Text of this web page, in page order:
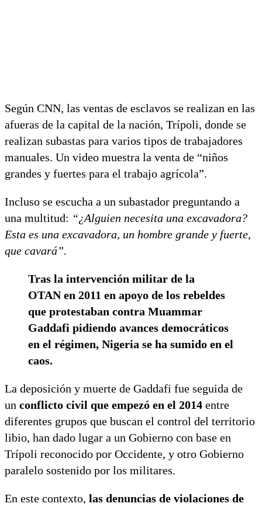
Según CNN, las ventas de esclavos se realizan en las
afueras de la capital de la nación, Trípoli, donde se
realizan subastas para varios tipos de trabajadores
manuales. Un video muestra la venta de “niños
grandes y fuertes para el trabajo agrícola”.
Incluso se escucha a un subastador preguntando a
una multitud: “¿Alguien necesita una excavadora?
Esta es una excavadora, un hombre grande y fuerte,
que cavará”.
Tras la intervención militar de la
OTAN en 2011 en apoyo de los rebeldes
que protestaban contra Muammar
Gaddafi pidiendo avances democráticos
en el régimen, Nigeria se ha sumido en el
caos.
La deposición y muerte de Gaddafi fue seguida de
un conflicto civil que empezó en el 2014 entre
diferentes grupos que buscan el control del territorio
libio, han dado lugar a un Gobierno con base en
Trípoli reconocido por Occidente, y otro Gobierno
paralelo sostenido por los militares.
En este contexto, las denuncias de violaciones de